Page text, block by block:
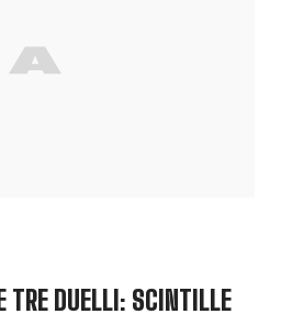
TRE DUELLI: SCINTILLE